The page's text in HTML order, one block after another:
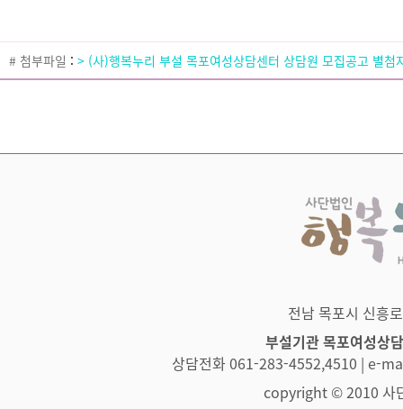
# 첨부파일 : > (사)행복누리 부설 목포여성상담센터 상담원 모집공고 별
전남 목포시 신흥
부설기관 목포여성상
상담전화 061-283-4552,4510 | e-
copyright © 2010 사